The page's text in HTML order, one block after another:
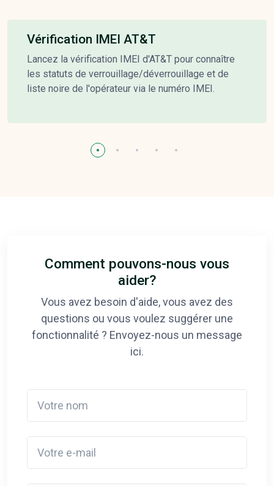
Vérification IMEI AT&T
Lancez la vérification IMEI d'AT&T pour connaître
les statuts de verrouillage/déverrouillage et de
liste noire de l'opérateur via le numéro IMEI.
Comment pouvons-nous vous
aider?
Vous avez besoin d'aide, vous avez des
questions ou vous voulez suggérer une
fonctionnalité ? Envoyez-nous un message
ici.